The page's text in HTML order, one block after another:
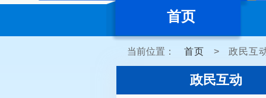
首页
当前位置： 首页 > 政民互
政民互动